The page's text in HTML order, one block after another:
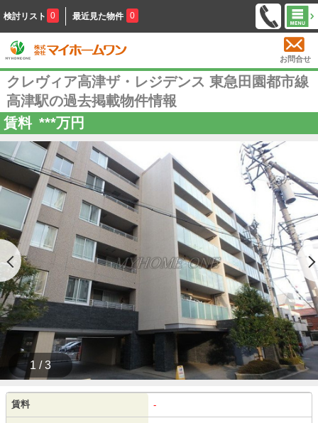
検討リスト 0 最近見た物件 0
お問合せ
クレヴィア高津ザ・レジデンス 東急田園都市線
高津駅の過去掲載物件情報
賃料 ***万円
1 / 3
賃料 -